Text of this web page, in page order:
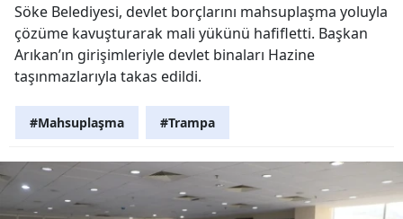
Söke Belediyesi, devlet borçlarını mahsuplaşma yoluyla
çözüme kavuşturarak mali yükünü hafifletti. Başkan
Arıkan’ın girişimleriyle devlet binaları Hazine
taşınmazlarıyla takas edildi.
#Mahsuplaşma #Trampa